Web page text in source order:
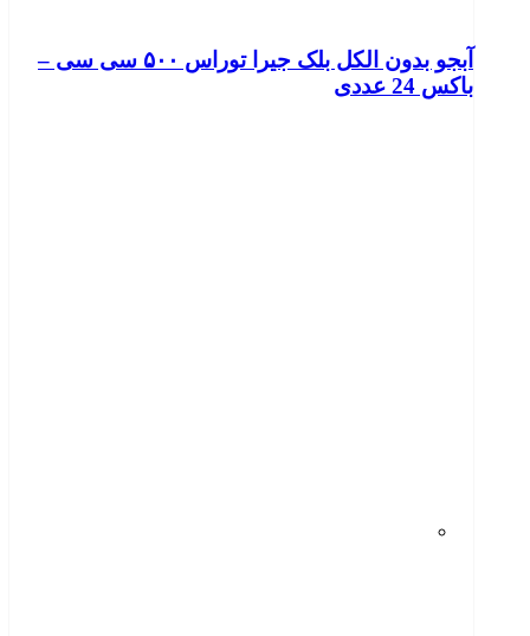
آبجو بدون الکل بلک جیرا توراس ۵۰۰ سی سی –
باکس 24 عددی